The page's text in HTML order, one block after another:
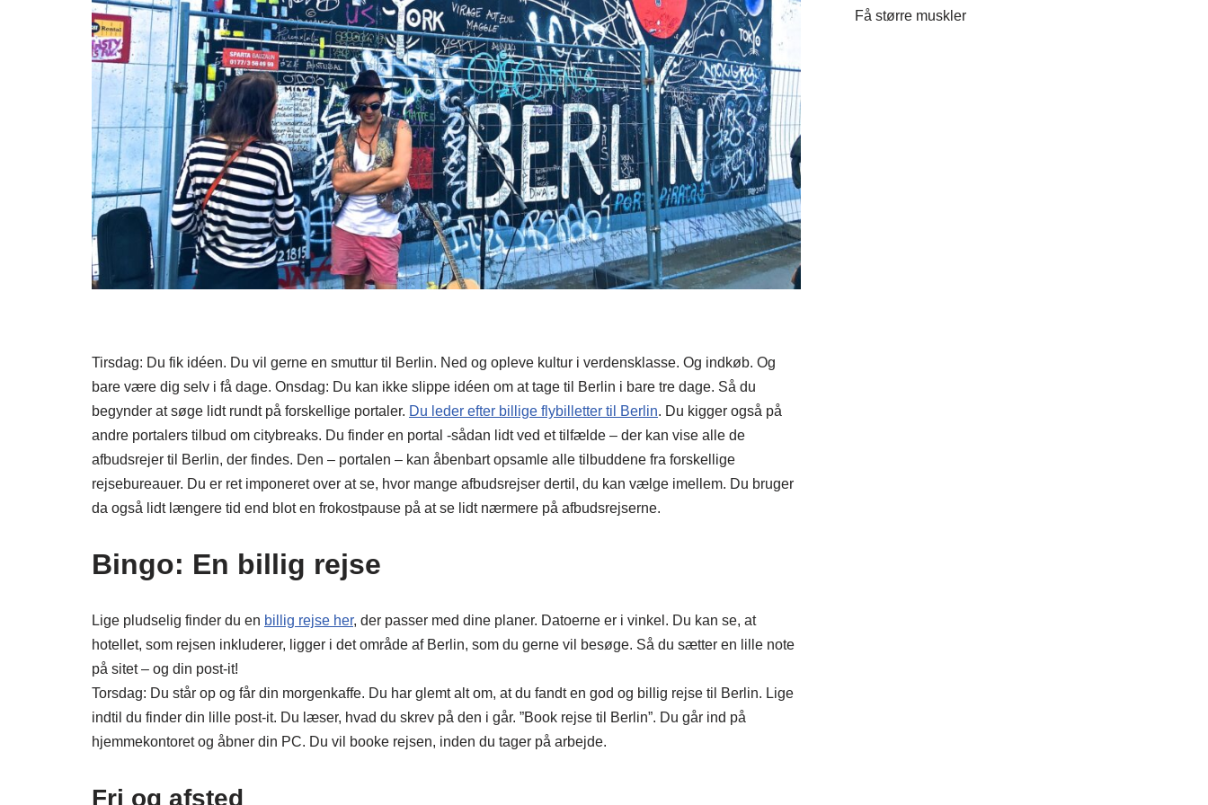
Tirsdag: Du fik idéen. Du vil gerne en smuttur til Berlin. Ned og opleve kultur i verdensklasse. Og indkøb. Og
bare være dig selv i få dage. Onsdag: Du kan ikke slippe idéen om at tage til Berlin i bare tre dage. Så du
begynder at søge lidt rundt på forskellige portaler. Du leder efter billige flybilletter til Berlin. Du kigger også på
andre portalers tilbud om citybreaks. Du finder en portal -sådan lidt ved et tilfælde – der kan vise alle de
afbudsrejer til Berlin, der findes. Den – portalen – kan åbenbart opsamle alle tilbuddene fra forskellige
rejsebureauer. Du er ret imponeret over at se, hvor mange afbudsrejser dertil, du kan vælge imellem. Du bruger
da også lidt længere tid end blot en frokostpause på at se lidt nærmere på afbudsrejserne.
Bingo: En billig rejse
Lige pludselig finder du en billig rejse her, der passer med dine planer. Datoerne er i vinkel. Du kan se, at
hotellet, som rejsen inkluderer, ligger i det område af Berlin, som du gerne vil besøge. Så du sætter en lille note
på sitet – og din post-it!
Torsdag: Du står op og får din morgenkaffe. Du har glemt alt om, at du fandt en god og billig rejse til Berlin. Lige
indtil du finder din lille post-it. Du læser, hvad du skrev på den i går. ”Book rejse til Berlin”. Du går ind på
hjemmekontoret og åbner din PC. Du vil booke rejsen, inden du tager på arbejde.
Fri og afsted
Få større muskler